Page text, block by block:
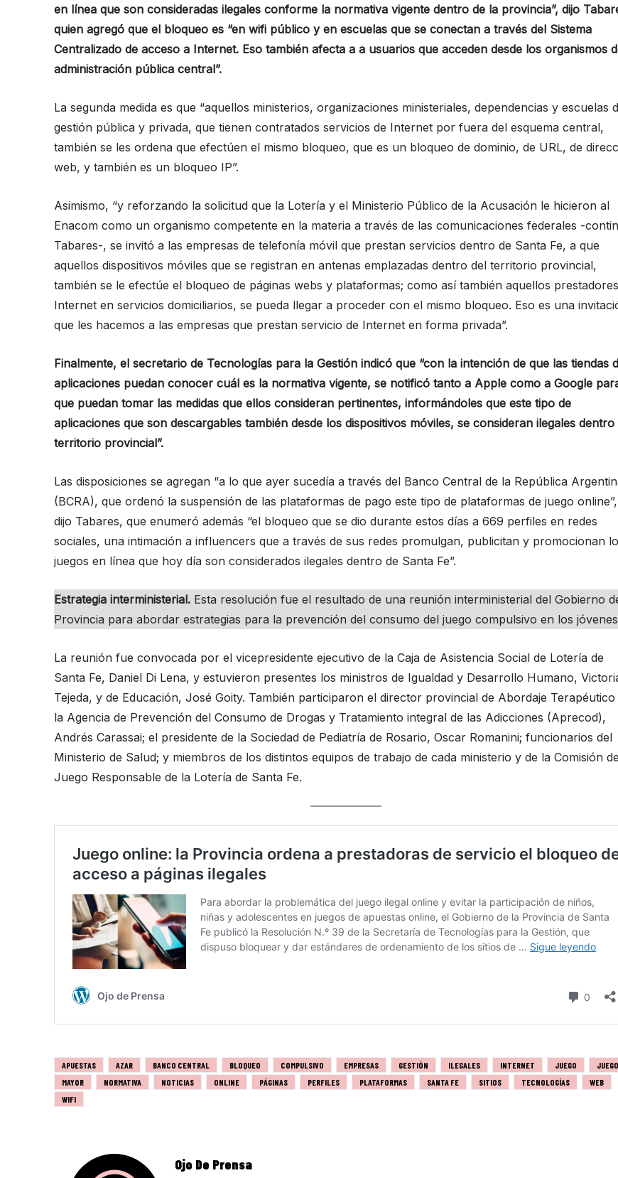
en línea que son consideradas ilegales conforme la normativa vigente dentro de la provincia”, dijo
quien agregó que el bloqueo es “en wifi público y en escuelas que se conectan a través del Sistema
Centralizado de acceso a Internet. Eso también afecta a a usuarios que acceden desde los organismos
administración pública central”.
La segunda medida es que “aquellos ministerios, organizaciones ministeriales, dependencias y escuelas
gestión pública y privada, que tienen contratados servicios de Internet por fuera del esquema central,
también se les ordena que efectúen el mismo bloqueo, que es un bloqueo de dominio, de URL, de
web, y también es un bloqueo IP”.
Asimismo, “y reforzando la solicitud que la Lotería y el Ministerio Público de la Acusación le hicieron al
Enacom como un organismo competente en la materia a través de las comunicaciones federales -
Tabares-, se invitó a las empresas de telefonía móvil que prestan servicios dentro de Santa Fe, a que
aquellos dispositivos móviles que se registran en antenas emplazadas dentro del territorio provincial,
también se le efectúe el bloqueo de páginas webs y plataformas; como así también aquellos
Internet en servicios domiciliarios, se pueda llegar a proceder con el mismo bloqueo. Eso es una
que les hacemos a las empresas que prestan servicio de Internet en forma privada”.
Finalmente, el secretario de Tecnologías para la Gestión indicó que “con la intención de que las tiendas
aplicaciones puedan conocer cuál es la normativa vigente, se notificó tanto a Apple como a Google
que puedan tomar las medidas que ellos consideran pertinentes, informándoles que este tipo de
aplicaciones que son descargables también desde los dispositivos móviles, se consideran ilegales dentro
territorio provincial”.
Las disposiciones se agregan “a lo que ayer sucedía a través del Banco Central de la República
(BCRA), que ordenó la suspensión de las plataformas de pago este tipo de plataformas de juego online”,
dijo Tabares, que enumeró además “el bloqueo que se dio durante estos días a 669 perfiles en redes
sociales, una intimación a influencers que a través de sus redes promulgan, publicitan y promocionan
juegos en línea que hoy día son considerados ilegales dentro de Santa Fe”.
Estrategia interministerial. Esta resolución fue el resultado de una reunión interministerial del Gobierno
Provincia para abordar estrategias para la prevención del consumo del juego compulsivo en los
La reunión fue convocada por el vicepresidente ejecutivo de la Caja de Asistencia Social de Lotería de
Santa Fe, Daniel Di Lena, y estuvieron presentes los ministros de Igualdad y Desarrollo Humano,
Tejeda, y de Educación, José Goity. También participaron el director provincial de Abordaje Terapéutico
la Agencia de Prevención del Consumo de Drogas y Tratamiento integral de las Adicciones (Aprecod),
Andrés Carassai; el presidente de la Sociedad de Pediatría de Rosario, Oscar Romanini; funcionarios del
Ministerio de Salud; y miembros de los distintos equipos de trabajo de cada ministerio y de la Comisión de
Juego Responsable de la Lotería de Santa Fe.
APUESTAS AZAR BANCO CENTRAL BLOQUEO COMPULSIVO EMPRESAS GESTIÓN ILEGALES INTERNET JUEGO
MAYOR
NORMATIVA NOTICIAS ONLINE PÁGINAS PERFILES PLATAFORMAS SANTA FE SITIOS TECNOLOGÍAS
WEB
WIFI
Ojo De Prensa